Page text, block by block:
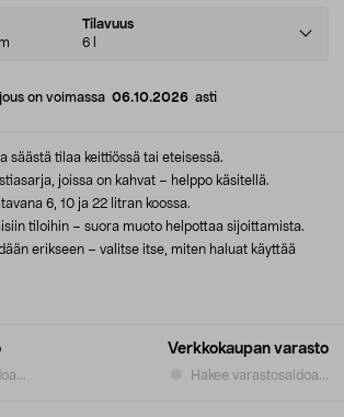
Tilavuus
6 l
on voimassa 06.10.2026 asti
Verkkokaupan varasto
Hakee varastosaldoa...
säästä tilaa keittiössä tai eteisessä.
joissa on kahvat – helppo käsitellä.
6, 10 ja 22 litran koossa.
tiloihin – suora muoto helpottaa sijoittamista.
erikseen – valitse itse, miten haluat käyttää